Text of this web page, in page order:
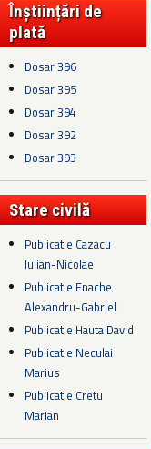
Înștiințări de
plată
Dosar 396
Dosar 395
Dosar 394
Dosar 392
Dosar 393
Stare civilă
Publicatie Cazacu
Iulian-Nicolae
Publicatie Enache
Alexandru-Gabriel
Publicatie Hauta David
Publicatie Neculai
Marius
Publicatie Cretu
Marian